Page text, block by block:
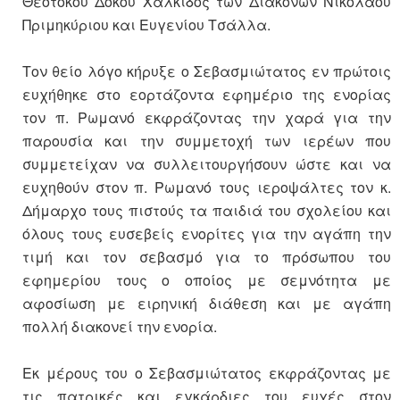
Πριμηκύριου και Ευγενίου Τσάλλα.
Τον θείο λόγο κήρυξε ο Σεβασμιώτατος εν πρώτοις
ευχήθηκε στο εορτάζοντα εφημέριο της ενορίας
τον π. Ρωμανό εκφράζοντας την χαρά για την
παρουσία και την συμμετοχή των ιερέων που
συμμετείχαν να συλλειτουργήσουν ώστε και να
ευχηθούν στον π. Ρωμανό τους ιεροψάλτες τον κ.
Δήμαρχο τους πιστούς τα παιδιά του σχολείου και
όλους τους ευσεβείς ενορίτες για την αγάπη την
τιμή και τον σεβασμό για το πρόσωπου του
εφημερίου τους ο οποίος με σεμνότητα με
αφοσίωση με ειρηνική διάθεση και με αγάπη
πολλή διακονεί την ενορία.
Εκ μέρους του ο Σεβασμιώτατος εκφράζοντας με
τις πατρικές και εγκάρδιες του ευχές στον